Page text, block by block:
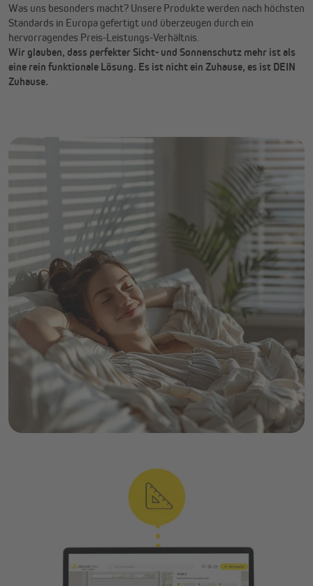
Was uns besonders macht? Unsere Produkte werden nach höchsten
Standards in Europa gefertigt und überzeugen durch ein
hervorragendes Preis-Leistungs-Verhältnis.
Wir glauben, dass perfekter Sicht- und Sonnenschutz mehr ist als
eine rein funktionale Lösung. Es ist nicht ein Zuhause, es ist DEIN
Zuhause.